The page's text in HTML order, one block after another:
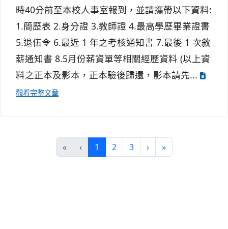
時40分前至本校人事室報到，並請攜帶以下資料:
1.簡歷表 2.身分證 3.教師證 4.最高學歷畢業證書
5.退伍令 6.最近 1 年之考核通知書 7.最後 1 次敘
薪通知書 8.5月份薪資單等相關經歷資料 (以上資
料之正本及影本，正本驗後歸還，影本請先...
觀看完整文章
« ‹ 1 (目前頁次)
2 3 ›下一頁
»最後頁